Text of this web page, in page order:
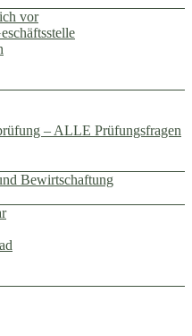
vor
– ALLE Prüfungsfragen
Bewirtschaftung